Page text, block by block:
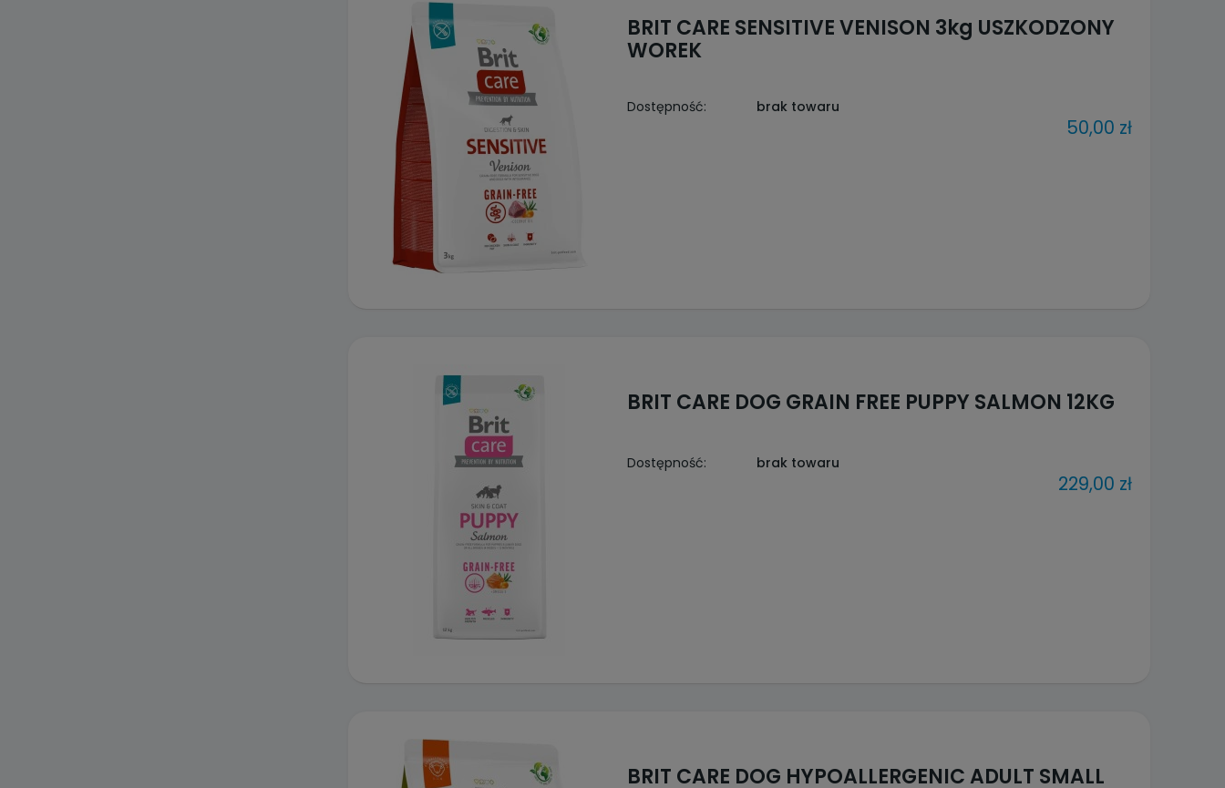
BRIT CARE SENSITIVE VENISON 3kg USZKODZONY
WOREK
Dostępność: brak towaru
50,00 zł
BRIT CARE DOG GRAIN FREE PUPPY SALMON 12KG
Dostępność: brak towaru
229,00 zł
BRIT CARE DOG HYPOALLERGENIC ADULT SMALL